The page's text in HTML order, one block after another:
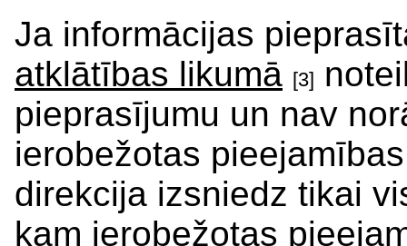
Ja informācijas
atklātības likumā [3]
pieprasījumu un nav
ierobežotas
direkcija izsniedz tikai
kam ierobežotas